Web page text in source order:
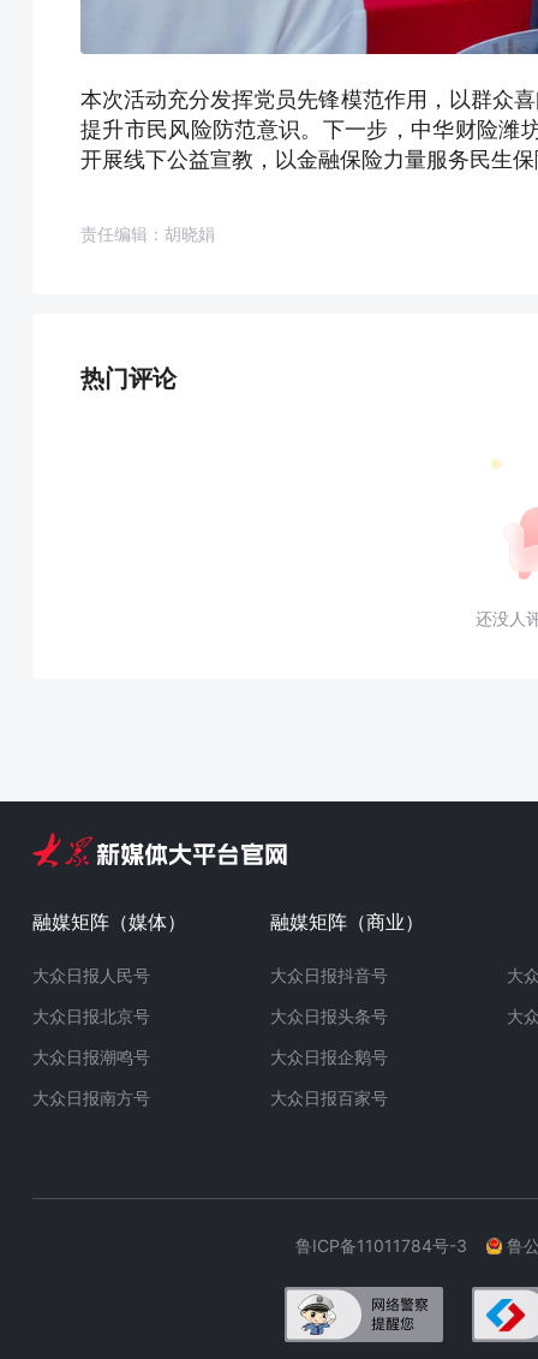
本次活动充分发挥党员先锋模范作用，以群众
提升市民风险防范意识。下一步，中华财险潍
开展线下公益宣教，以金融保险力量服务民生
责任编辑：胡晓娟
热门评论
还没人
融媒矩阵（媒体）
大众日报人民号
大众日报北京号
大众日报潮鸣号
大众日报南方号
融媒矩阵（商业）
大众日报抖音号
大众日报头条号
大众日报企鹅号
大众日报百家号
大
大
鲁ICP备11011784号-3 鲁